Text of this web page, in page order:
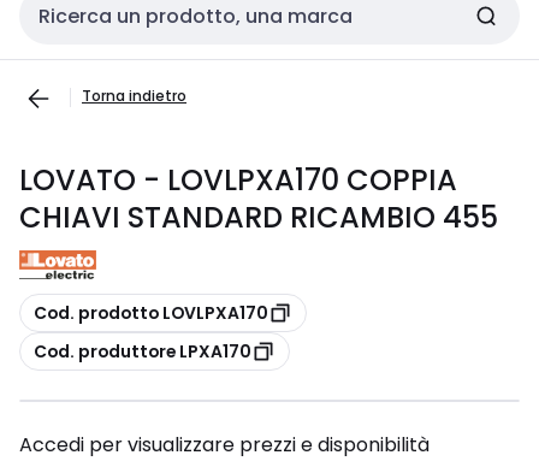
Cerca input
Torna indietro
LOVATO - LOVLPXA170 COPPIA
CHIAVI STANDARD RICAMBIO 455
copia
Cod. prodotto LOVLPXA170
copia
Cod. produttore LPXA170
Accedi per visualizzare prezzi e disponibilità